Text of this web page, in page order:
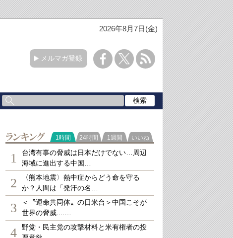
2026年8月7日(金)
メルマガ登録
ランキング
1時間 24時間 1週間 いいね
1
台湾有事の脅威は日本だけでない…周辺
海域に進出する中国…
2
〈熊本地震〉熱中症からどう命を守る
か？人間は「発汗の名…
3
＜〝運命共同体〟の日米台＞中国こそが
世界の脅威....…
4
野党・民主党の攻撃材料と米有権者の投